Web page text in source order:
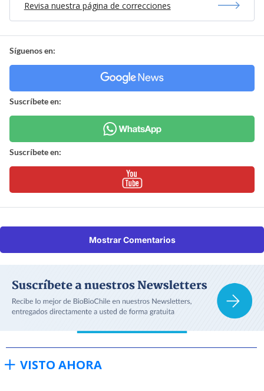
Revisa nuestra página de correcciones
Síguenos en:
Suscríbete en:
Suscríbete en:
Mostrar Comentarios
VISTO AHORA